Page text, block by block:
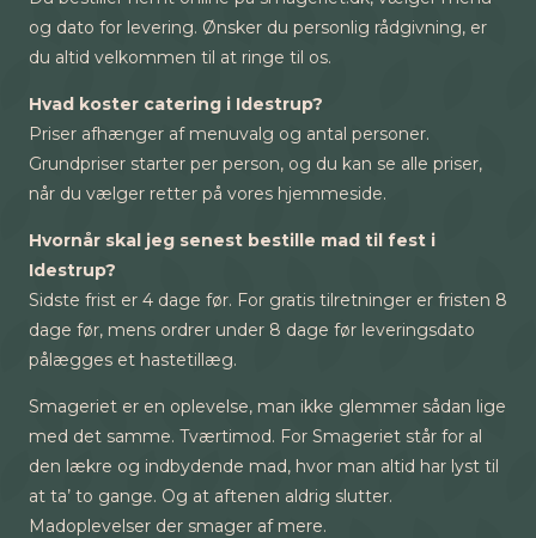
og dato for levering. Ønsker du personlig rådgivning, er
du altid velkommen til at ringe til os.
Hvad koster catering i Idestrup?
Priser afhænger af menuvalg og antal personer.
Grundpriser starter per person, og du kan se alle priser,
når du vælger retter på vores hjemmeside.
Hvornår skal jeg senest bestille mad til fest i
Idestrup?
Sidste frist er 4 dage før. For gratis tilretninger er fristen 8
dage før, mens ordrer under 8 dage før leveringsdato
pålægges et hastetillæg.
Smageriet er en oplevelse, man ikke glemmer sådan lige
med det samme. Tværtimod. For Smageriet står for al
den lækre og indbydende mad, hvor man altid har lyst til
at ta’ to gange. Og at aftenen aldrig slutter.
Madoplevelser der smager af mere.